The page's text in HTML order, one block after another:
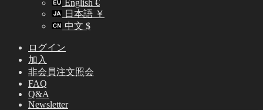
English €
日本語 ￥
中文 $
ログイン
加入
非会員注文照会
FAQ
Q&A
Newsletter